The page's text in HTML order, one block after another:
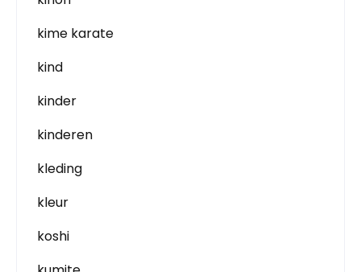
kime karate
kind
kinder
kinderen
kleding
kleur
koshi